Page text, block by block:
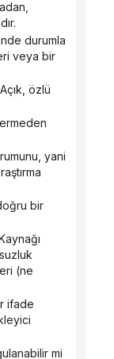
veya bir
(ne